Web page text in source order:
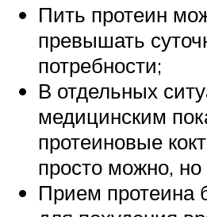
Пить протеин
превышать
потребности;
В отдельных
медицинским
протеиновые
просто можно, но
Прием протеина